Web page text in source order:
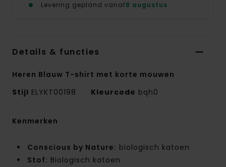
Levering gepland vanaf8 augustus
Details & functies
Heren Blauw T-shirt met korte mouwen
Stijl ELYKT00198 Kleurcode bqh0
Kenmerken
Conscious by Nature: biologisch katoen
Stof: Biologisch katoen